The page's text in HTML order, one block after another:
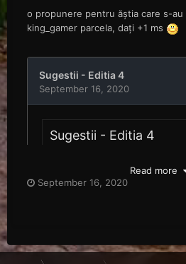
o propunere pentru ăștia care s-
king_gamer parcela, dați +1 ms
Read more
September 16, 2020